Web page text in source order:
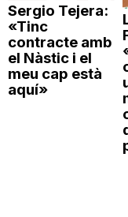
Sergio Tejera:
«Tinc
contracte amb
el Nàstic i el
meu cap està
aquí»